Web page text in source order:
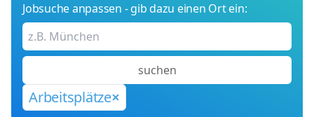
Jobsuche anpassen - gib dazu einen Ort ein:
suchen
Arbeitsplätze